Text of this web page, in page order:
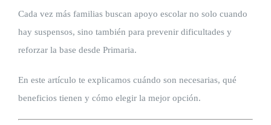
Cada vez más familias buscan apoyo escolar no solo cuando
hay suspensos, sino también para prevenir dificultades y
reforzar la base desde Primaria.
En este artículo te explicamos cuándo son necesarias, qué
beneficios tienen y cómo elegir la mejor opción.